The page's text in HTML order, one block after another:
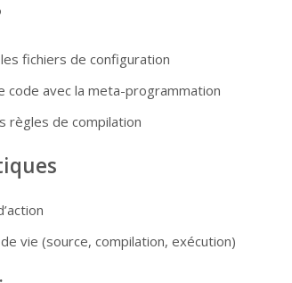
fichiers de configuration
code avec la meta-programmation
règles de compilation
vie (source, compilation, exécution)